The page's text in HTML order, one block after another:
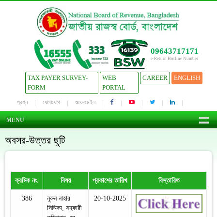
09643717171
e-Return Hotline Number
TAX PAYER SURVEY-
FORM
WEB
PORTAL
CAREER ENGLISH
প্রশ্ন যোগাযোগ ওয়েবমেইল
MENU
অবসর-উত্তর ছুটি
ক্রমিক নং. বিষয় প্রকাশের তারিখ বিস্তারিত
386
নূরুন নাহার
সিদ্দিকা, সহকারী
20-10-2025